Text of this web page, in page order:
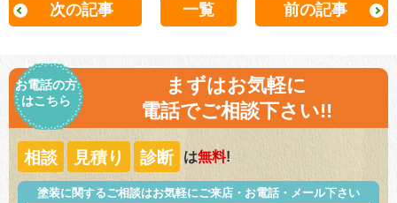
次の記事 一覧 前の記事
お電話の方
はこちら
まずはお気軽に
電話でご相談下さい!!
相談 見積り 診断 は無料!
塗装に関するご相談はお気軽にご来店・お電話・メール下さい